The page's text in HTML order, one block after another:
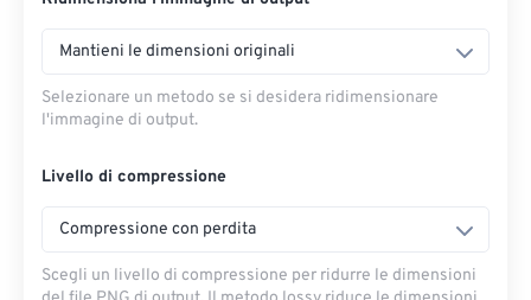
Mantieni le dimensioni originali
Selezionare un metodo se si desidera ridimensionare
l'immagine di output.
Livello di compressione
Compressione con perdita
Scegli un livello di compressione per ridurre le dimensioni